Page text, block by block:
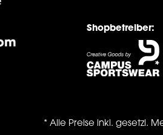
Shopbetreiber:
* Alle Preise inkl. gesetzl.